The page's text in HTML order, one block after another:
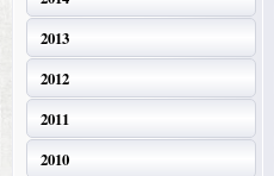
2013
2012
2011
2010